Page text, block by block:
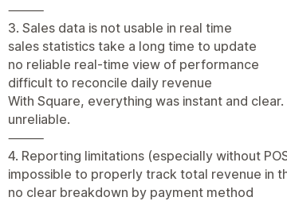
⸻
3. Sales data is not usable in real time
sales statistics take a long time to update
no reliable real-time view of performance
difficult to reconcile daily revenue
With Square, everything was instant and
unreliable.
⸻
4. Reporting limitations (especially without
impossible to properly track total revenue in
no clear breakdown by payment method